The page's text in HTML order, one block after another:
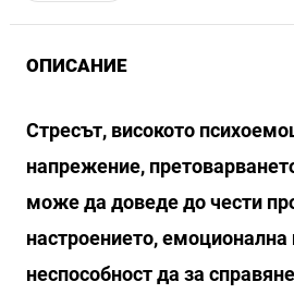
ОПИСАНИЕ
Стресът, високото
напрежение,
може да доведе до чести
настроението, емоционална
неспособност да за